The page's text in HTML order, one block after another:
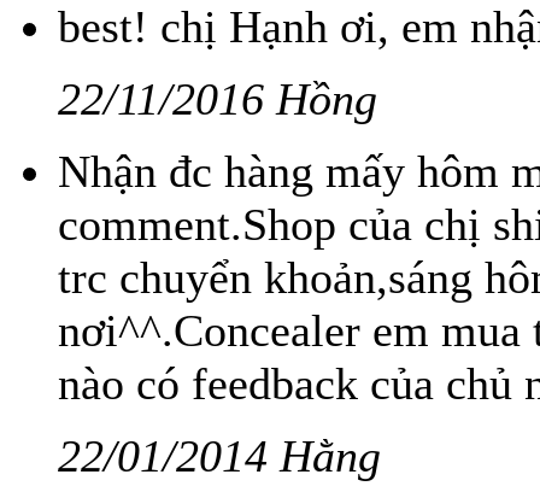
best! chị Hạnh ơi, em
22/11/2016 Hồng
Nhận đc hàng mấy hôm
comment.Shop của chị
trc chuyển khoản,sáng
nơi^^.Concealer em
nào có feedback của chủ
22/01/2014 Hằng